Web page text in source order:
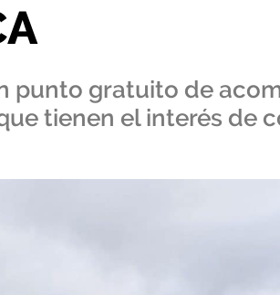
punto gratuito de
tienen el interés de